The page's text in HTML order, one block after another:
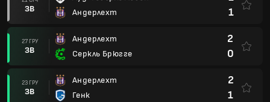
ЗВ
Андерлехт
1
27 ГРУ
ЗВ
Андерлехт
Серкль Брюгге
2
0
23 ГРУ
ЗВ
Андерлехт
Генк
2
1